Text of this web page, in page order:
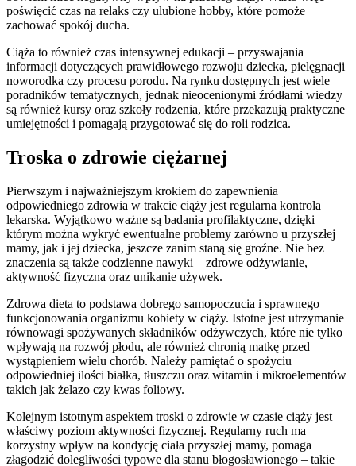
poświęcić czas na relaks czy ulubione hobby, które pomoże
zachować spokój ducha.
Ciąża to również czas intensywnej edukacji – przyswajania
informacji dotyczących prawidłowego rozwoju dziecka, pielęgnacji
noworodka czy procesu porodu. Na rynku dostępnych jest wiele
poradników tematycznych, jednak nieocenionymi źródłami wiedzy
są również kursy oraz szkoły rodzenia, które przekazują praktyczne
umiejętności i pomagają przygotować się do roli rodzica.
Troska o zdrowie ciężarnej
Pierwszym i najważniejszym krokiem do zapewnienia
odpowiedniego zdrowia w trakcie ciąży jest regularna kontrola
lekarska. Wyjątkowo ważne są badania profilaktyczne, dzięki
którym można wykryć ewentualne problemy zarówno u przyszłej
mamy, jak i jej dziecka, jeszcze zanim staną się groźne. Nie bez
znaczenia są także codzienne nawyki – zdrowe odżywianie,
aktywność fizyczna oraz unikanie używek.
Zdrowa dieta to podstawa dobrego samopoczucia i sprawnego
funkcjonowania organizmu kobiety w ciąży. Istotne jest utrzymanie
równowagi spożywanych składników odżywczych, które nie tylko
wpływają na rozwój płodu, ale również chronią matkę przed
wystąpieniem wielu chorób. Należy pamiętać o spożyciu
odpowiedniej ilości białka, tłuszczu oraz witamin i mikroelementów
takich jak żelazo czy kwas foliowy.
Kolejnym istotnym aspektem troski o zdrowie w czasie ciąży jest
właściwy poziom aktywności fizycznej. Regularny ruch ma
korzystny wpływ na kondycję ciała przyszłej mamy, pomaga
złagodzić dolegliwości typowe dla stanu błogosławionego – takie